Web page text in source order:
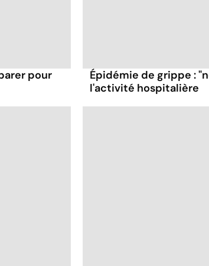
pour
Épidémie de grippe :
l'activité hospitalière